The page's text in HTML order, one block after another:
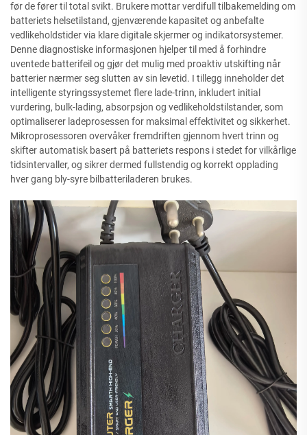
før de fører til total svikt. Brukere mottar verdifull tilbakemelding om
batteriets helsetilstand, gjenværende kapasitet og anbefalte
vedlikeholdstider via klare digitale skjermer og indikatorsystemer.
Denne diagnostiske informasjonen hjelper til med å forhindre
uventede batterifeil og gjør det mulig med proaktiv utskifting når
batterier nærmer seg slutten av sin levetid. I tillegg inneholder det
intelligente styringssystemet flere lade-trinn, inkludert initial
vurdering, bulk-lading, absorpsjon og vedlikeholdstilstander, som
optimaliserer ladeprosessen for maksimal effektivitet og sikkerhet.
Mikroprosessoren overvåker fremdriften gjennom hvert trinn og
skifter automatisk basert på batteriets respons i stedet for vilkårlige
tidsintervaller, og sikrer dermed fullstendig og korrekt opplading
hver gang bly-syre bilbatteriladeren brukes.